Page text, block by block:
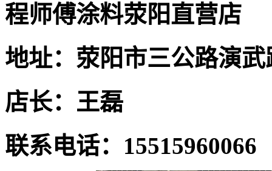
程师傅涂料荥阳直营店
地址：荥阳市三公路演武
店长：王磊
联系电话：15515960066